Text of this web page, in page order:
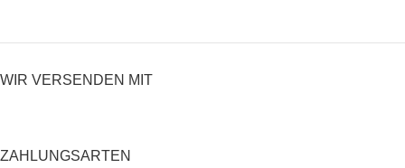
WIR VERSENDEN MIT
ZAHLUNGSARTEN